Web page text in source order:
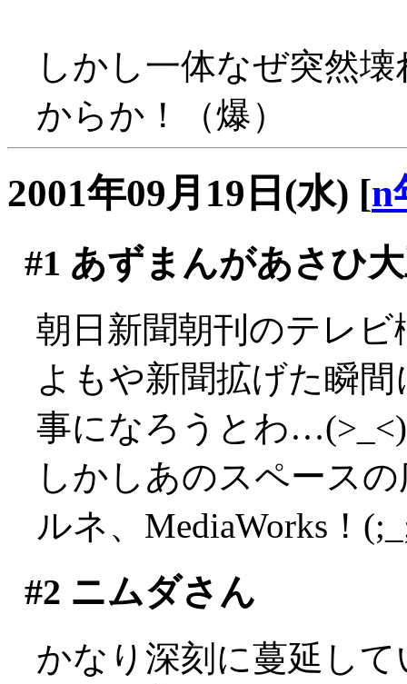
しかし一体なぜ突然
からか！（爆）
2001年09月19日(水) [n
#1 あずまんがあさひ
朝日新聞朝刊のテレ
よもや新聞拡げた瞬
事になろうとわ…(>_<)
しかしあのスペース
ルネ、MediaWorks！
#2 ニムダさん
かなり深刻に蔓延し